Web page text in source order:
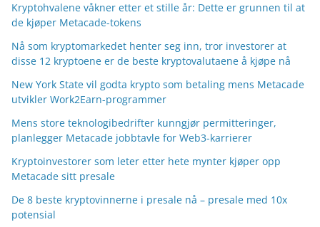
Kryptohvalene våkner etter et stille år: Dette er grunnen til at
de kjøper Metacade-tokens
Nå som kryptomarkedet henter seg inn, tror investorer at
disse 12 kryptoene er de beste kryptovalutaene å kjøpe nå
New York State vil godta krypto som betaling mens Metacade
utvikler Work2Earn-programmer
Mens store teknologibedrifter kunngjør permitteringer,
planlegger Metacade jobbtavle for Web3-karrierer
Kryptoinvestorer som leter etter hete mynter kjøper opp
Metacade sitt presale
De 8 beste kryptovinnerne i presale nå – presale med 10x
potensial